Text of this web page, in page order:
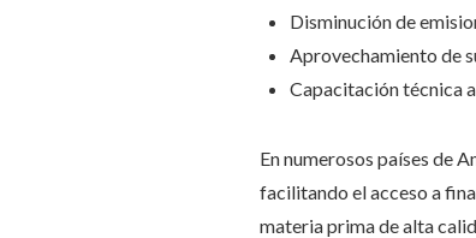
Disminución de
Aprovechamiento de
Capacitación técnica
En numerosos países de
facilitando el acceso a
materia prima de alta